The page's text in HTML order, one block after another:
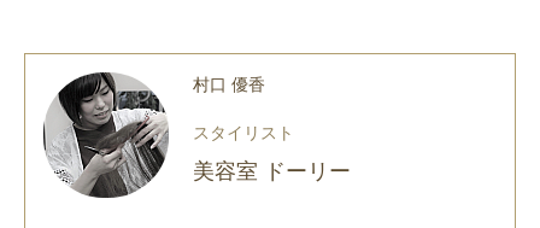
村口 優香
スタイリスト
美容室 ドーリー